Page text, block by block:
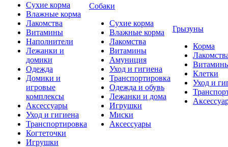
Сухие корма
Влажные корма
Лакомства
Витамины
Наполнители
Лежанки и
домики
Одежда
Домики и
игровые
комплексы
Аксессуары
Уход и гигиена
Транспортировка
Когтеточки
Игрушки
Собаки
Сухие корма
Влажные корма
Лакомства
Витамины
Амуниция
Уход и гигиена
Транспортировка
Одежда и обувь
Лежанки и дома
Игрушки
Миски
Аксессуары
Грызуны
Корма
Клетки
Уход и